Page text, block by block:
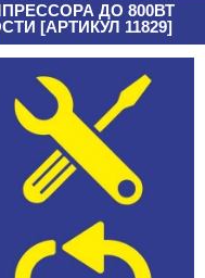
ДО 800ВТ
[АРТИКУЛ 11829]